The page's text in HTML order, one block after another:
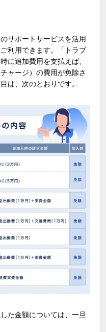
サポートサービスを活用
利用できます。「トラブ
に追加費用を支払えば、
ャージ）の費用が免除さ
は、次のとおりです。
た金額については、一旦